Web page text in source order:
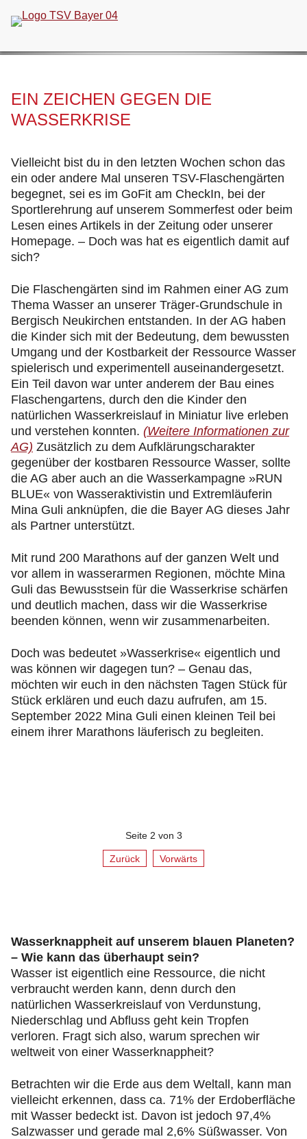
überspringen
EIN ZEICHEN GEGEN DIE
WASSERKRISE
Vielleicht bist du in den letzten Wochen schon das
ein oder andere Mal unseren TSV-Flaschengärten
begegnet, sei es im GoFit am CheckIn, bei der
Sportlerehrung auf unserem Sommerfest oder beim
Lesen eines Artikels in der Zeitung oder unserer
Homepage. – Doch was hat es eigentlich damit auf
sich?
Die Flaschengärten sind im Rahmen einer AG zum
Thema Wasser an unserer Träger-Grundschule in
Bergisch Neukirchen entstanden. In der AG haben
die Kinder sich mit der Bedeutung, dem bewussten
Umgang und der Kostbarkeit der Ressource Wasser
spielerisch und experimentell auseinandergesetzt.
Ein Teil davon war unter anderem der Bau eines
Flaschengartens, durch den die Kinder den
natürlichen Wasserkreislauf in Miniatur live erleben
und verstehen konnten. (Weitere Informationen zur
AG) Zusätzlich zu dem Aufklärungscharakter
gegenüber der kostbaren Ressource Wasser, sollte
die AG aber auch an die Wasserkampagne »RUN
BLUE« von Wasseraktivistin und Extremläuferin
Mina Guli anknüpfen, die die Bayer AG dieses Jahr
als Partner unterstützt.
Mit rund 200 Marathons auf der ganzen Welt und
vor allem in wasserarmen Regionen, möchte Mina
Guli das Bewusstsein für die Wasserkrise schärfen
und deutlich machen, dass wir die Wasserkrise
beenden können, wenn wir zusammenarbeiten.
Doch was bedeutet »Wasserkrise« eigentlich und
was können wir dagegen tun? – Genau das,
möchten wir euch in den nächsten Tagen Stück für
Stück erklären und euch dazu aufrufen, am 15.
September 2022 Mina Guli einen kleinen Teil bei
einem ihrer Marathons läuferisch zu begleiten.
Seite 2 von 3
Zurück Vorwärts
Wasserknappheit auf unserem blauen Planeten?
– Wie kann das überhaupt sein?
Wasser ist eigentlich eine Ressource, die nicht
verbraucht werden kann, denn durch den
natürlichen Wasserkreislauf von Verdunstung,
Niederschlag und Abfluss geht kein Tropfen
verloren. Fragt sich also, warum sprechen wir
weltweit von einer Wasserknappheit?
Betrachten wir die Erde aus dem Weltall, kann man
vielleicht erkennen, dass ca. 71% der Erdoberfläche
mit Wasser bedeckt ist. Davon ist jedoch 97,4%
Salzwasser und gerade mal 2,6% Süßwasser. Von